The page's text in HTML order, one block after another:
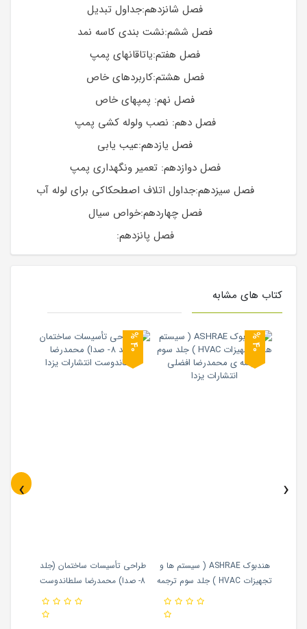
فصل شانزدهم:جداول تبدیل
فصل ششم:نشت بندی کاسه نمد
فصل هفتم:یاتاقانهای پمپ
فصل هشتم:کاربردهای خاص
فصل نهم: پمپهای خاص
فصل دهم: نصب ولوله کشی پمپ
فصل یازدهم:عیب یابی
فصل دوازدهم: تعمیر ونگهداری پمپ
فصل سیزدهم:جداول اتلاف اصطحکاکی برای لوله آب
فصل چهاردهم:خواص سیال
فصل پانزدهم:
کتاب های مشابه
هندبوک ASHRAE ( سیستم ها و
تجهیزات HVAC ) جلد سوم ترجمه
ی محمدرضا افضلی انتشارات یزدا
4
0
%
طراحی تأسیسات ساختمان (جلد
8- صدا) محمدرضا سلطاندوست
انتشارات یزدا
4
0
%
‹ ›